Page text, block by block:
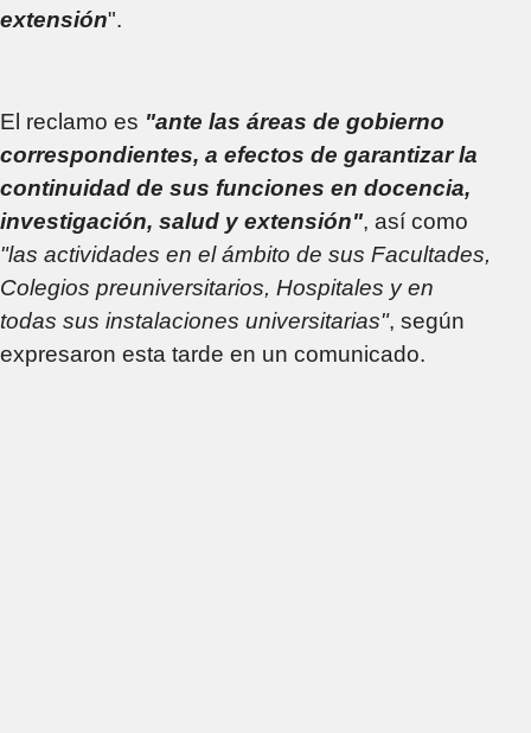
extensión".
El reclamo es "ante las áreas de gobierno
correspondientes, a efectos de garantizar la
continuidad de sus funciones en docencia,
investigación, salud y extensión", así como
"las actividades en el ámbito de sus Facultades,
Colegios preuniversitarios, Hospitales y en
todas sus instalaciones universitarias", según
expresaron esta tarde en un comunicado.